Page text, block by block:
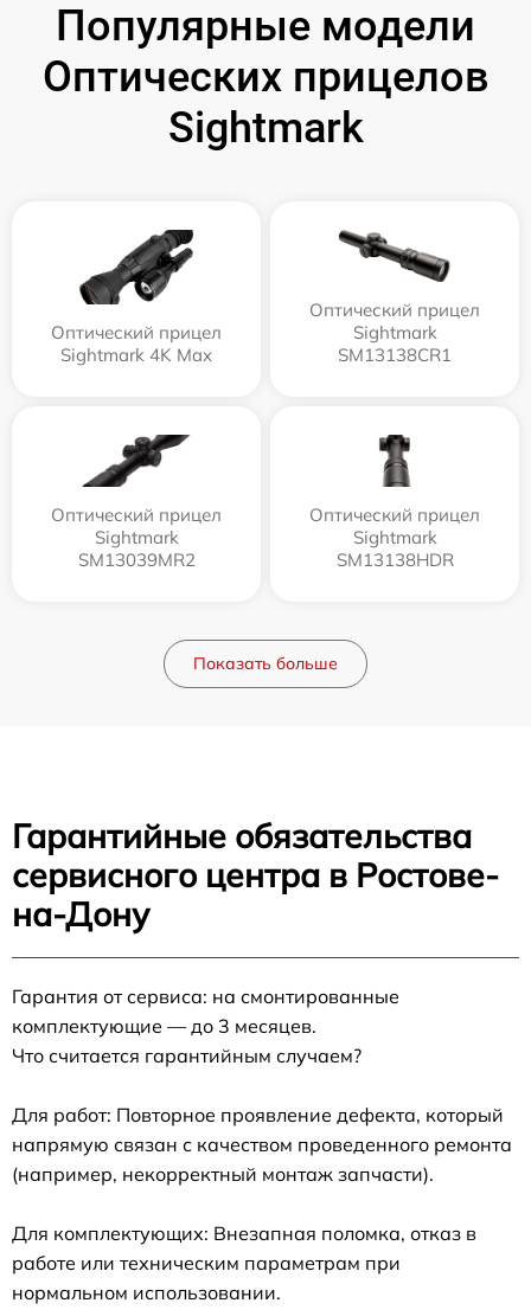
Популярные модели
Оптических прицелов
Sightmark
Оптический прицел
Sightmark 4K Max
Оптический прицел
Sightmark
SM13138CR1
Оптический прицел
Sightmark
SM13039MR2
Оптический прицел
Sightmark
SM13138HDR
Показать больше
Гарантийные обязательства
сервисного центра в Ростове-
на-Дону
Гарантия от сервиса: на смонтированные
комплектующие — до 3 месяцев.
Что считается гарантийным случаем?
Для работ: Повторное проявление дефекта, который
напрямую связан с качеством проведенного ремонта
(например, некорректный монтаж запчасти).
Для комплектующих: Внезапная поломка, отказ в
работе или техническим параметрам при
нормальном использовании.